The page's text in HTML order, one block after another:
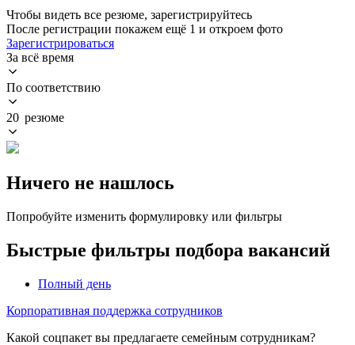
Чтобы видеть все резюме, зарегистрируйтесь
После регистрации покажем ещё 1 и откроем фото
Зарегистрироваться
За всё время
По соответствию
20 резюме
Ничего не нашлось
Попробуйте изменить формулировку или фильтры
Быстрые фильтры подбора вакансий
Полный день
Корпоративная поддержка сотрудников
Какой соцпакет вы предлагаете семейным сотрудникам?